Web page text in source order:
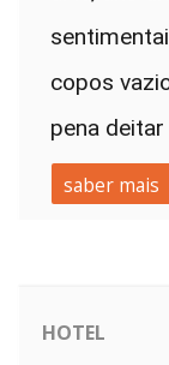
copos
pena
saber mais
HOTEL